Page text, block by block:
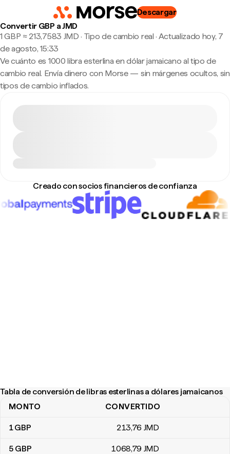
Descargar
Convertir GBP a JMD
1 GBP ≈ 213,7583 JMD · Tipo de cambio real · Actualizado hoy, 7
de agosto, 15:33
Ve cuánto es 1000 libra esterlina en dólar jamaicano al tipo de
cambio real. Envía dinero con Morse — sin márgenes ocultos, sin
tipos de cambio inflados.
Creado con socios financieros de confianza
Tabla de conversión de libras esterlinas a dólares jamaicanos
Tabla de conversión de libras esterlinas a dólares jamaicanos
MONTO CONVERTIDO
1GBP 213,76 JMD
5 GBP 1068,79 JMD